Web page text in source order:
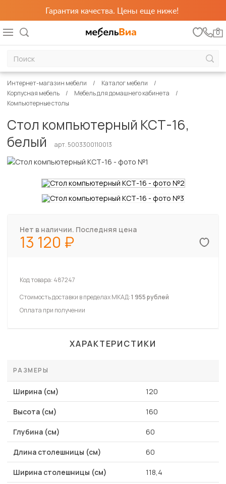
Гарантия качества. Цены еще ниже!
0
Интернет-магазин мебели
Каталог мебели
Корпусная мебель
Мебель для домашнего кабинета
Компьютерные столы
Стол компьютерный КСТ-16,
белый
арт. 5003300110013
Нет в наличии. Последняя цена
13 120
Код товара: 487247
Стоимость доставки в пределах МКАД:1 955 рублей
Оплата при получении
ХАРАКТЕРИСТИКИ
РАЗМЕРЫ
Ширина (см) 120
Высота (см) 160
Глубина (см) 60
Длина столешницы (см) 60
Ширина столешницы (см) 118,4